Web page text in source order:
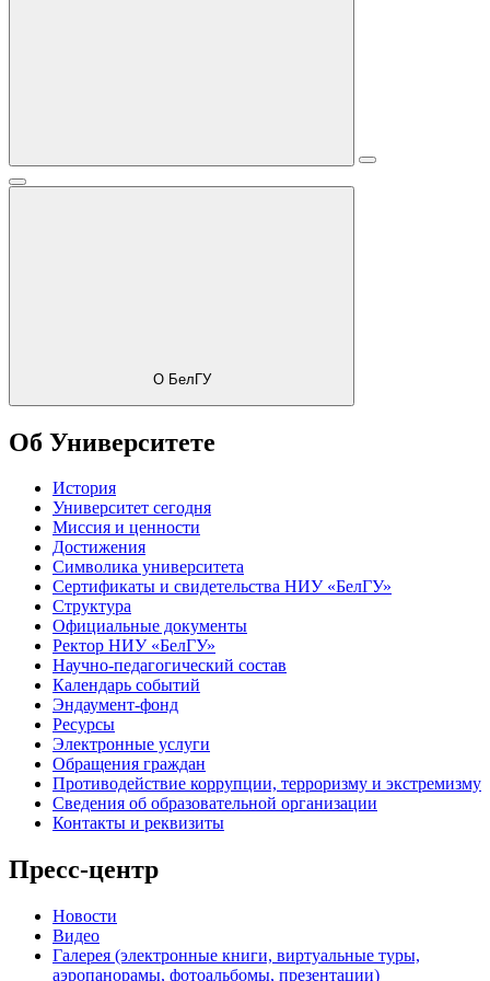
О БелГУ
Об Университете
История
Университет сегодня
Миссия и ценности
Достижения
Символика университета
Сертификаты и свидетельства НИУ «БелГУ»
Структура
Официальные документы
Ректор НИУ «БелГУ»
Научно-педагогический состав
Календарь событий
Эндаумент-фонд
Ресурсы
Электронные услуги
Обращения граждан
Противодействие коррупции, терроризму и экстремизму
Сведения об образовательной организации
Контакты и реквизиты
Пресс-центр
Новости
Видео
Галерея (электронные книги, виртуальные туры,
аэропанорамы, фотоальбомы, презентации)